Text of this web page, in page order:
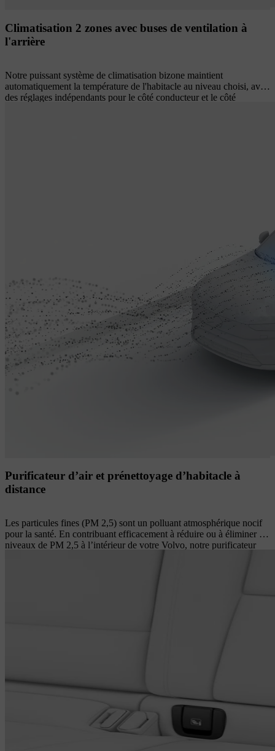
Climatisation 2 zones avec buses de ventilation à
l'arrière
Notre puissant système de climatisation bizone maintient
automatiquement la température de l'habitacle au niveau choisi, avec
des réglages indépendants pour le côté conducteur et le côté
Purificateur d’air et prénettoyage d’habitacle à
distance
Les particules fines (PM 2,5) sont un polluant atmosphérique nocif
pour la santé. En contribuant efficacement à réduire ou à éliminer les
niveaux de PM 2,5 à l’intérieur de votre Volvo, notre purificateur